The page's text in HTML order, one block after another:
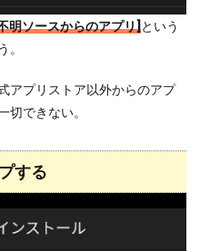
明ソースからのアプリ]という
。
アプリストア以外からのアプ
切できない。
する